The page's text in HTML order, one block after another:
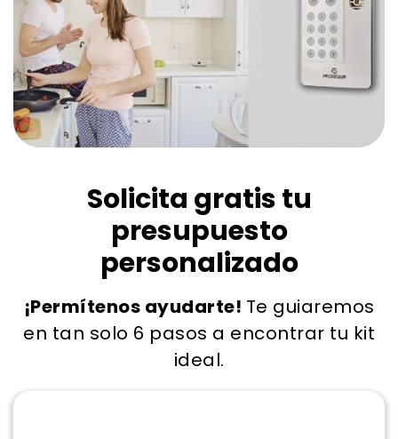
Solicita gratis tu
presupuesto
personalizado
¡Permítenos ayudarte! Te guiaremos
en tan solo 6 pasos a encontrar tu kit
ideal.